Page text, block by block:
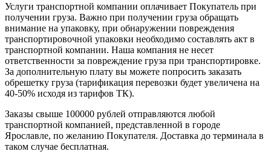
Услуги транспортной компании оплачивает Покупатель при
получении груза. Важно при получении груза обращать
внимание на упаковку, при обнаружении повреждения
транспортировочной упаковки необходимо составлять акт в
транспортной компании. Наша компания не несет
ответственности за повреждение груза при транспортировке.
За дополнительную плату вы можете попросить заказать
обрешетку груза (тарификация перевозки будет увеличена на
40-50% исходя из тарифов ТК).
Заказы свыше 100000 рублей отправляются любой
транспортной компанией, представленной в городе
Ярославле, по желанию Покупателя. Доставка до терминала в
таком случае бесплатная.